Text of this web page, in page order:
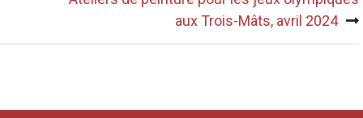
aux Trois-Mâts, avril 2024